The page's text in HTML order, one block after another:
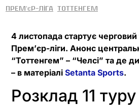
Прем'єр-ліга Тоттенгем
4 листопада стартує черговий
Прем’єр-ліги. Анонс
“Тоттенгем” – “Челсі” та де
– в матеріалі Setanta Sports.
Розклад 11